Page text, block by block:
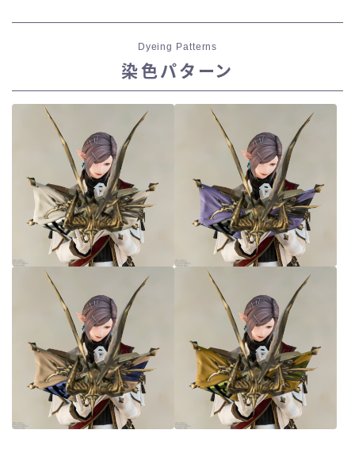
Dyeing Patterns
染色パターン